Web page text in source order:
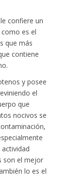
confiere un
es el
que más
contiene
y posee
el
que
nocivos se
son el mejor
lo es el